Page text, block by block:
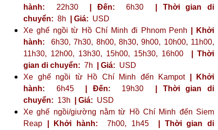
hành: 22h30 | Đến: 6h30
| Thời gian di
chuyển: 8h | Giá: USD
Xe ghế ngồi từ Hồ Chí Minh đi Phnom Penh
| Khởi
hành: 6h30, 7h30, 8h00, 8h30, 9h00, 10h00, 11h00,
11h30, 12h00, 13h30, 15h00, 15h30, 16h00
| Thời
gian di chuyển: 7h | Giá: USD
Xe ghế ngồi từ Hồ Chí Minh đến Kampot
| Khởi
hành: 6h45 | Đến: 19h30
| Thời gian di
chuyển: 13h | Giá: USD
Xe ghế ngồi/giường nằm từ Hồ Chí Minh đến Siem
Reap
| Khởi hành: 7h00, 1h45
| Thời gian di